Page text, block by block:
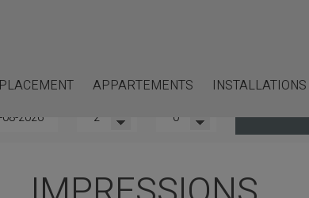
APPARTEMENTS INSTALLATIONS
Adultes
Enfants